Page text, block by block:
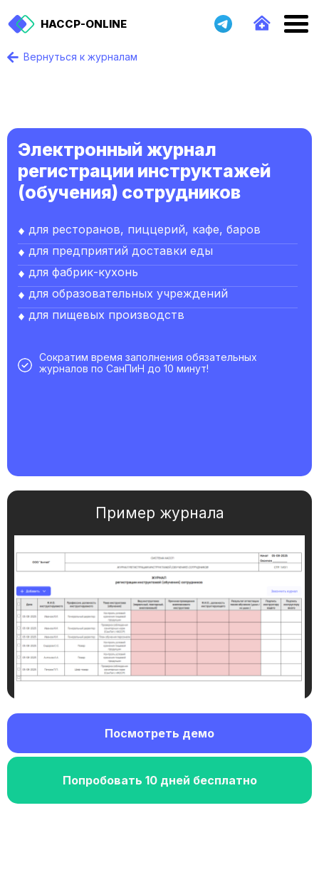
HACCP-ONLINE
Вернуться к журналам
Электронный журнал
регистрации инструктажей
(обучения) сотрудников
для ресторанов, пиццерий, кафе, баров
для предприятий доставки еды
для фабрик-кухонь
для образовательных учреждений
для пищевых производств
Сократим время заполнения обязательных
журналов по СанПиН до 10 минут!
Пример журнала
Посмотреть демо
Попробовать 10 дней бесплатно